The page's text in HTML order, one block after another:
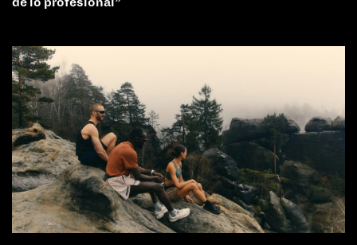
de lo profesional”